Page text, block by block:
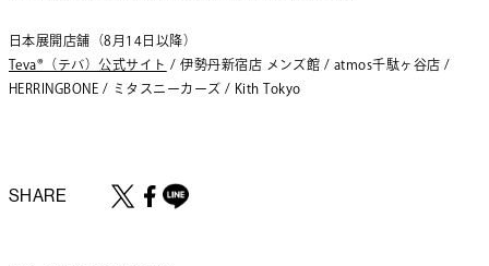
日本展開店舗（8月14日以降）
Teva®（テバ）公式サイト / 伊勢丹新宿店 メンズ館 / atmos千駄ヶ谷店 /
HERRINGBONE / ミタスニーカーズ / Kith Tokyo
SHARE